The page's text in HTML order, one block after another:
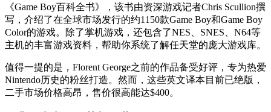
《Game Boy百科全书》，该书由资深游戏记者Chris Scullion撰
写，介绍了在全球市场发行的约1150款Game Boy和Game Boy
Color的游戏。除了掌机游戏，还包含了NES、SNES、N64等
主机的丰富游戏资料，帮助你系统了解任天堂的庞大游戏库。
值得一提的是，Florent George之前的作品备受好评，专为热爱
Nintendo历史的粉丝打造。然而，这些英文译本目前已绝版，
二手市场价格高昂，售价很高能达$400。